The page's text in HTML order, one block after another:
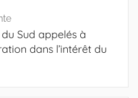
Sud appelés à
dans l’intérêt du